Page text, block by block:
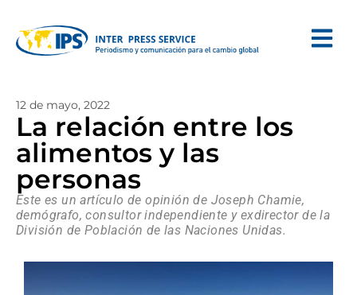
12 de mayo, 2022
La relación entre los
alimentos y las
personas
Este es un artículo de opinión de Joseph Chamie,
demógrafo, consultor independiente y exdirector de la
División de Población de las Naciones Unidas.